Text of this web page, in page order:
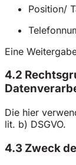
Position/
Eine
4.2
Die hier
lit. b) DSGVO.
4.3 Zweck